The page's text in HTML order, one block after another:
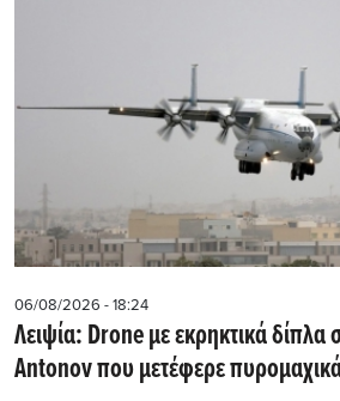
06/08/2026 - 18:24
Λειψία: Drone με εκρηκτικά δίπλα
Antonov που μετέφερε